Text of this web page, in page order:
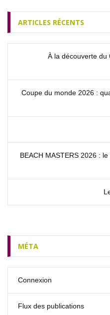
ARTICLES RÉCENTS
À la découverte du
Coupe du monde 2026 :
BEACH MASTERS 2026 :
MÉTA
Connexion
Flux des publications